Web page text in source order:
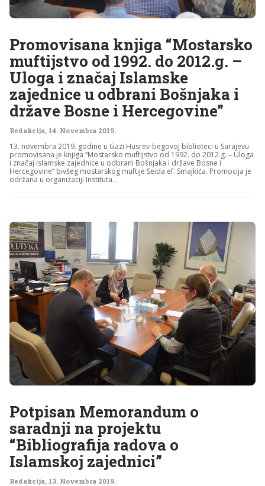
Promovisana knjiga “Mostarsko
muftijstvo od 1992. do 2012.g. –
Uloga i značaj Islamske
zajednice u odbrani Bošnjaka i
države Bosne i Hercegovine”
Redakcija 14. Novembra 2019.
13. novembra 2019. godine u Gazi Husrev-begovoj biblioteci u Sarajevu
promovisana je knjiga “Mostarsko muftijstvo od 1992. do 2012.g. – Uloga
i značaj Islamske zajednice u odbrani Bošnjaka i države Bosne i
Hercegovine” bivšeg mostarskog muftije Seida ef. Smajkića. Promocija je
održana u organizaciji Instituta...
Potpisan Memorandum o
saradnji na projektu
“Bibliografija radova o
Islamskoj zajednici”
Redakcija 13. Novembra 2019.